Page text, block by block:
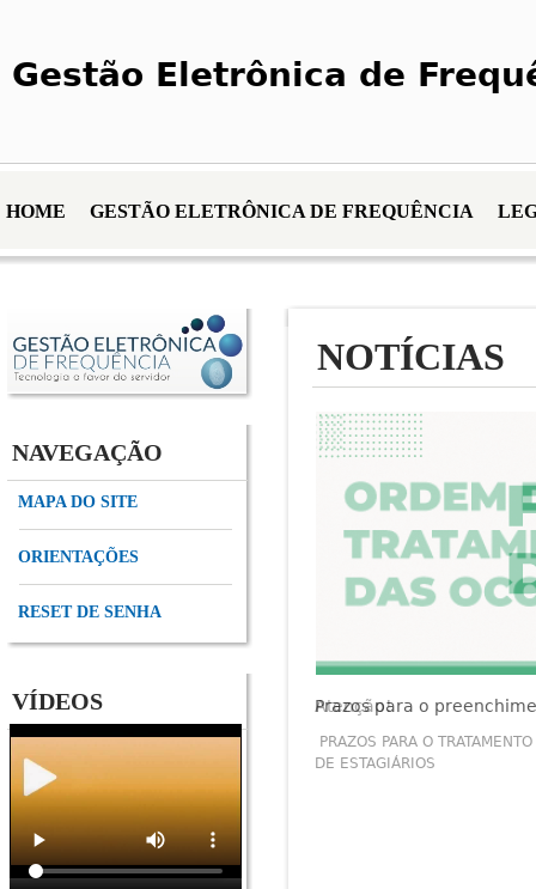
Gestão Eletrônica de
NOTÍCIAS
Prazos para o
PRAZOS PARA O
DE ESTAGIÁRIOS
Atenção!
HOME GESTÃO ELETRÔNICA DE FREQUÊNCIA
NAVEGAÇÃO
MAPA DO SITE
ORIENTAÇÕES
RESET DE SENHA
VÍDEOS